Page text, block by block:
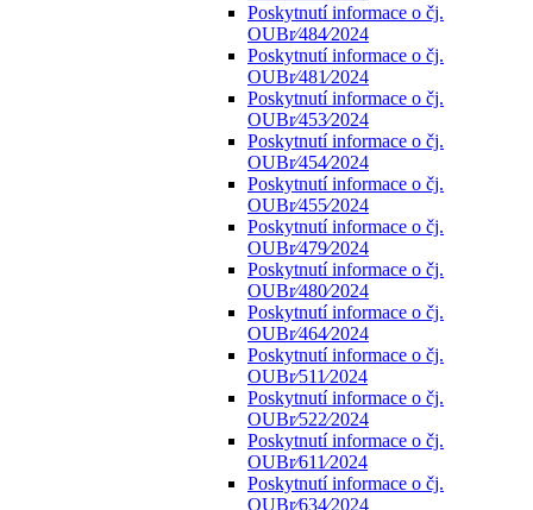
Poskytnutí informace o čj.
OUBr⁄484⁄2024
Poskytnutí informace o čj.
OUBr⁄481⁄2024
Poskytnutí informace o čj.
OUBr⁄453⁄2024
Poskytnutí informace o čj.
OUBr⁄454⁄2024
Poskytnutí informace o čj.
OUBr⁄455⁄2024
Poskytnutí informace o čj.
OUBr⁄479⁄2024
Poskytnutí informace o čj.
OUBr⁄480⁄2024
Poskytnutí informace o čj.
OUBr⁄464⁄2024
Poskytnutí informace o čj.
OUBr⁄511⁄2024
Poskytnutí informace o čj.
OUBr⁄522⁄2024
Poskytnutí informace o čj.
OUBr⁄611⁄2024
Poskytnutí informace o čj.
OUBr⁄634⁄2024